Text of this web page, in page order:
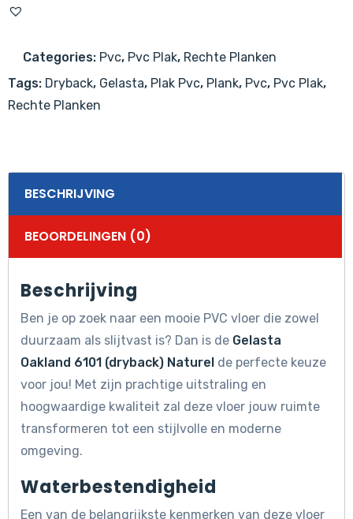
(dryback)
aantal
Categories: Pvc, Pvc Plak, Rechte Planken
Tags: Dryback, Gelasta, Plak Pvc, Plank, Pvc, Pvc Plak,
Rechte Planken
BESCHRIJVING
BEOORDELINGEN (0)
Beschrijving
Ben je op zoek naar een mooie PVC vloer die zowel
duurzaam als slijtvast is? Dan is de Gelasta
Oakland 6101 (dryback) Naturel de perfecte keuze
voor jou! Met zijn prachtige uitstraling en
hoogwaardige kwaliteit zal deze vloer jouw ruimte
transformeren tot een stijlvolle en moderne
omgeving.
Waterbestendigheid
Een van de belangrijkste kenmerken van deze vloer